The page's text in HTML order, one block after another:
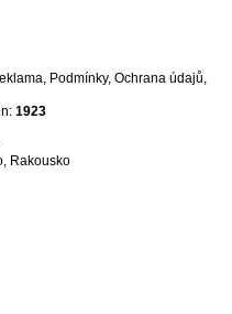
, Podmínky, Ochrana údajů,
1923
, Rakousko